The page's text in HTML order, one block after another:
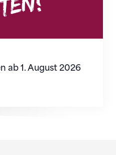
ab 1. August 2026